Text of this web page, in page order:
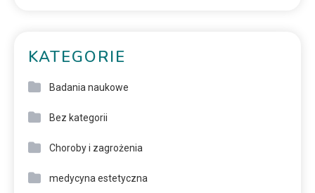
KATEGORIE
Badania naukowe
Bez kategorii
Choroby i zagrożenia
medycyna estetyczna